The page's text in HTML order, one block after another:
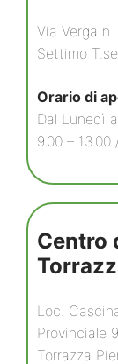
Via Verga
Settimo T.se
Orario di
Dal Lunedì
9.00 – 13.00
Centro
Loc.
Provinciale
Torrazza